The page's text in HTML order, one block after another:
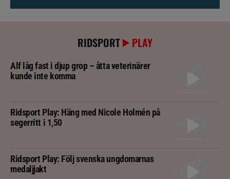
RIDSPORT PLAY
Alf låg fast i djup grop – åtta veterinärer
kunde inte komma
Ridsport Play: Häng med Nicole Holmén på
segerritt i 1,50
Ridsport Play: Följ svenska ungdomarnas
medaljjakt